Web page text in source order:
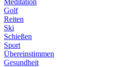
Meditation
Golf
Reiten
Ski
Schießen
Sport
Übereinstimmen
Gesundheit